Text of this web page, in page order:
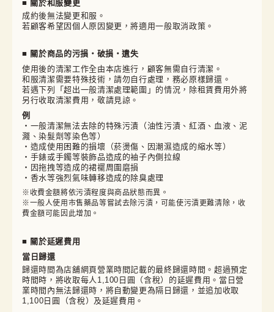
■ 關於和服變更
成約後無法變更和服。
若顧客希望因個人原因變更，將適用一般取消政策。
■ 關於商品的污損・破損・遺失
使用後的清潔工作全由本店進行，顧客無需自行清潔。
和服清潔需要特殊技術，請勿自行處理，務必原樣歸還。
若遇下列「超出一般清潔處理範圍」的情況，除租賃費用外將
另行收取清潔費用，敬請見諒。
例
・一般清潔無法去除的特殊污漬（油性污漬、紅酒、血液、泥
濺、染髮劑等染色等）
・造成使用困難的損壞（菸燙傷、因潮濕造成的縮水等）
・手錶或手鐲等裝飾品造成的袖子內側拉線
・因拖拽等造成的裙襬周圍磨損
・香水等強烈氣味轉移造成的除臭處理
※收費金額將依污漬程度與商品狀態而異。
※一般人使用市售藥品等嘗試去除污漬，可能使污漬更難清除，收
費金額可能因此增加。
■ 關於延遲費用
當日歸還
歸還時間為店舖網頁營業時間記載的最終歸還時間。超過預定
時間時，將收取每人1,100日圓（含稅）的延遲費用。當日營
業時間內無法歸還時，將自動變更為隔日歸還，並追加收取
1,100日圓（含稅）及延遲費用。